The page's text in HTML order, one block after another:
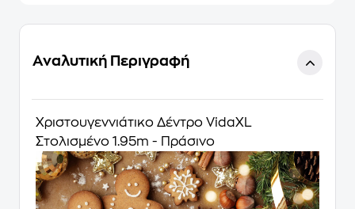
Αναλυτική Περιγραφή
Χριστουγεννιάτικο Δέντρο VidaXL
Στολισμένο 1.95m - Πράσινο